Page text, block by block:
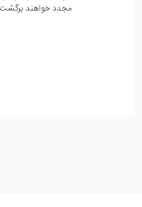
مجدد خواهند برگشت